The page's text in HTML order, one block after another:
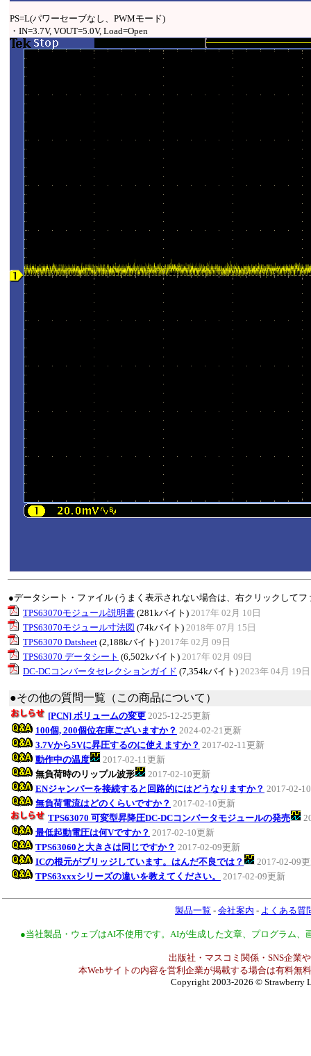
PS=L(パワーセーブなし、PWMモード)
・IN=3.7V, VOUT=5.0V, Load=Open
●データシート・ファイル (うまく表示されない場合は、右クリックして
TPS63070モジュール説明書 (281kバイト) 2017年 02月 10日
TPS63070モジュール寸法図 (74kバイト) 2018年 07月 15日
TPS63070 Datsheet (2,188kバイト) 2017年 02月 09日
TPS63070 データシート (6,502kバイト) 2017年 02月 09日
DC-DCコンバータセレクションガイド (7,354kバイト) 2023年 04月 19日
●その他の質問一覧（この商品について）
[PCN] ボリュームの変更 2025-12-25更新
100個, 200個位在庫ございますか？ 2024-02-21更新
3.7Vから5Vに昇圧するのに使えますか？ 2017-02-11更新
動作中の温度
2017-02-11更新
無負荷時のリップル波形
2017-02-10更新
ENジャンパーを接続すると回路的にはどうなりますか？ 2017-02-
無負荷電流はどのくらいですか？ 2017-02-10更新
TPS63070 可変型昇降圧DC-DCコンバータモジュールの発売
最低起動電圧は何Vですか？ 2017-02-10更新
TPS63060と大きさは同じですか？ 2017-02-09更新
ICの根元がブリッジしています。はんだ不良では？
2017-02-09
TPS63xxxシリーズの違いを教えてください。
2017-02-09更新
製品一覧 - 会社案内 - よくある質
●当社製品・ウェブはAI不使用です。AIが生成した文章、プログラム
出版社・マスコミ関係・SNS企業
本Webサイトの内容を営利企業が掲載する場合は有料無
Copyright 2003-2026 © Strawberry